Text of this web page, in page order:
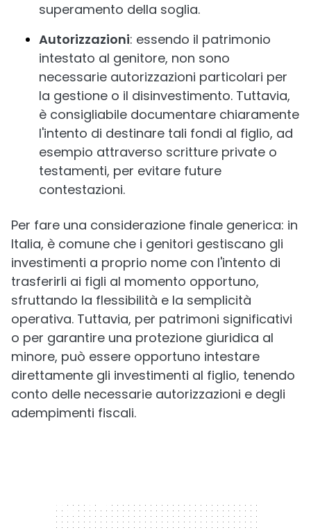
superamento della soglia.
Autorizzazioni: essendo il patrimonio
intestato al genitore, non sono
necessarie autorizzazioni particolari per
la gestione o il disinvestimento. Tuttavia,
è consigliabile documentare chiaramente
l'intento di destinare tali fondi al figlio, ad
esempio attraverso scritture private o
testamenti, per evitare future
contestazioni.
Per fare una considerazione finale generica: in
Italia, è comune che i genitori gestiscano gli
investimenti a proprio nome con l'intento di
trasferirli ai figli al momento opportuno,
sfruttando la flessibilità e la semplicità
operativa. Tuttavia, per patrimoni significativi
o per garantire una protezione giuridica al
minore, può essere opportuno intestare
direttamente gli investimenti al figlio, tenendo
conto delle necessarie autorizzazioni e degli
adempimenti fiscali.
300 x 250